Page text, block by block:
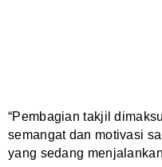
“Pembagian takjil
semangat dan motivasi
yang sedang